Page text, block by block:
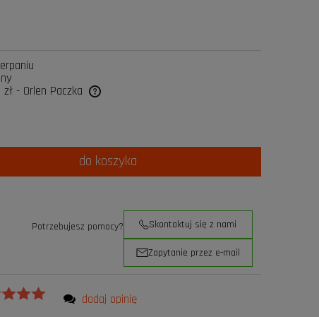
- Orlen Paczka
kosztów
do koszyka
Potrzebujesz pomocy? Skontaktuj się z nami
Zapytanie przez e-mail
dodaj opinię